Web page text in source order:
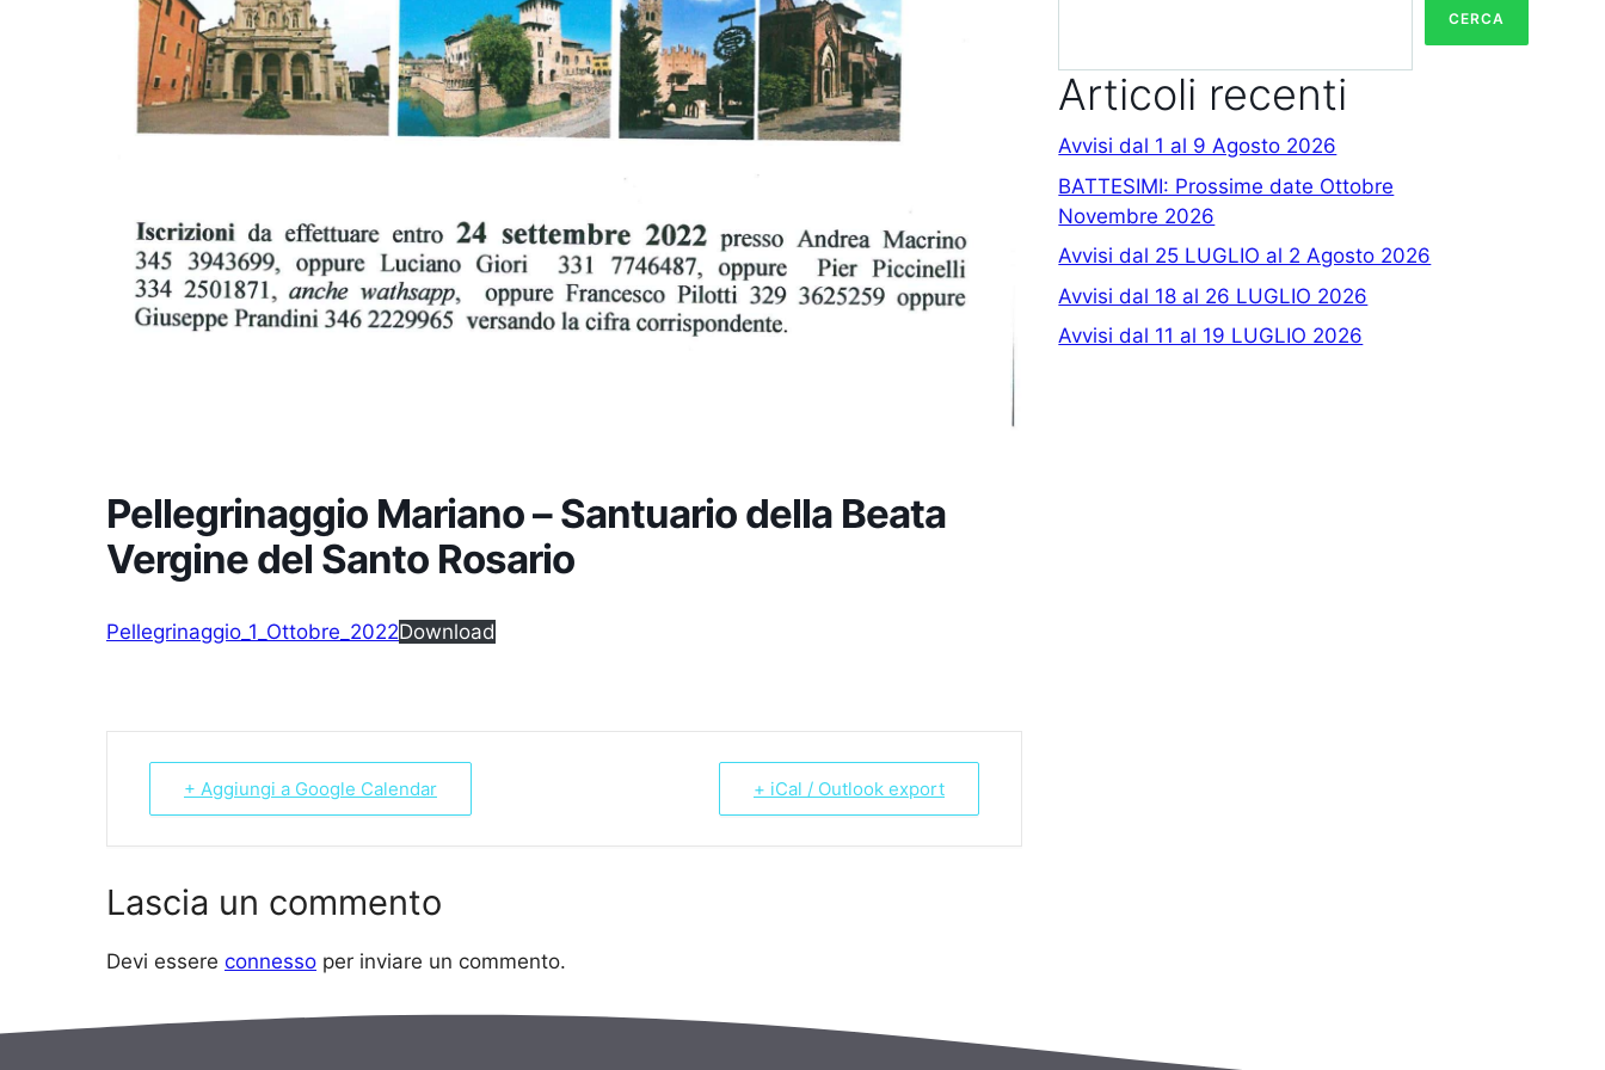
Pellegrinaggio Mariano – Santuario della Beata
Vergine del Santo Rosario
Pellegrinaggio_1_Ottobre_2022Download
+ Aggiungi a Google Calendar + iCal / Outlook export
CERCA
Articoli recenti
Avvisi dal 1 al 9 Agosto 2026
BATTESIMI: Prossime date Ottobre
Novembre 2026
Avvisi dal 25 LUGLIO al 2 Agosto 2026
Avvisi dal 18 al 26 LUGLIO 2026
Avvisi dal 11 al 19 LUGLIO 2026
Lascia un commento
Devi essere connesso per inviare un commento.